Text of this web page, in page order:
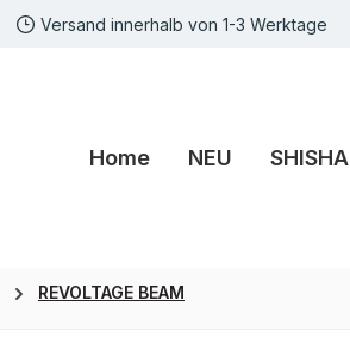
Versand innerhalb von 1-3 Werktage
Home NEU SHISHA
REVOLTAGE BEAM